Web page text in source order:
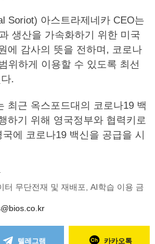
Soriot) 아스트라제네카 CEO는
생산을 가속화하기 위한 미국
에 감사의 뜻을 전하며, 코로나
위하게 이용할 수 있도록 최선
.
최근 옥스포드대의 코로나19 백
하기 위해 영국정부와 협력키로
에 코로나19 백신을 공급을 시
무단전재 및 재배포, AI학습 이용 금
텔레그램 카카오톡